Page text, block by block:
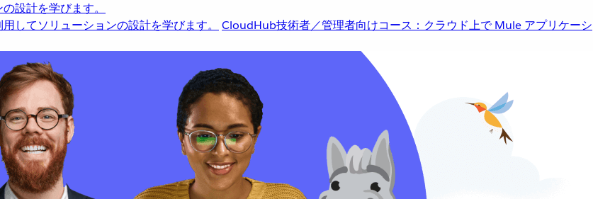
設計を学びます。
してソリューションの設計を学びます。 CloudHub技術者／管理者向けコース：クラウド上で Mule アプリケーシ